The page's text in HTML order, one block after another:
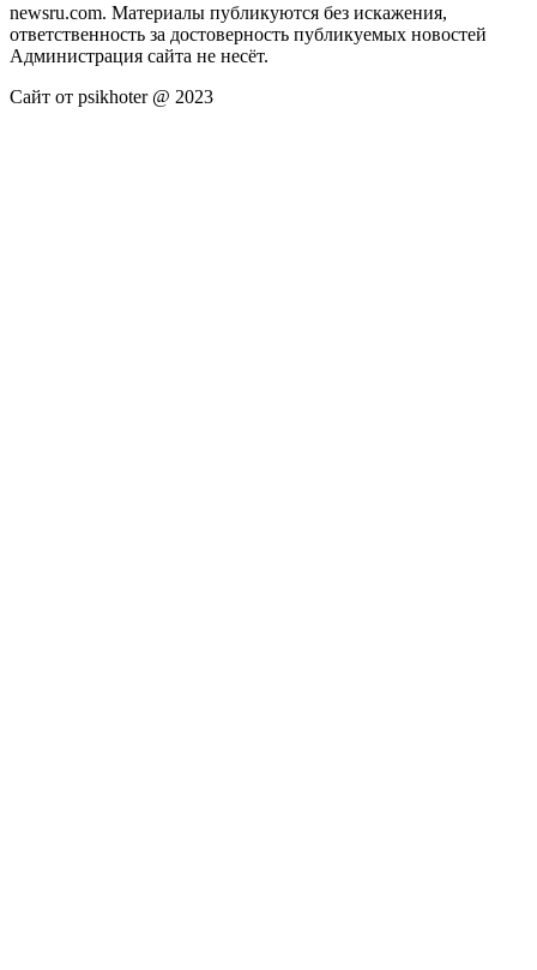
newsru.com. Материалы публикуются без искажения,
ответственность за достоверность публикуемых новостей
Администрация сайта не несёт.
Сайт от psikhoter @ 2023